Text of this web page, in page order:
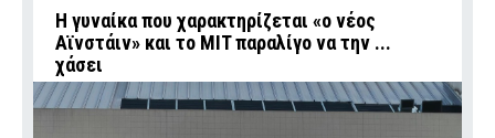
Η γυναίκα που χαρακτηρίζεται «ο νέος
Αϊνστάιν» και το MIT παραλίγο να την ...
χάσει